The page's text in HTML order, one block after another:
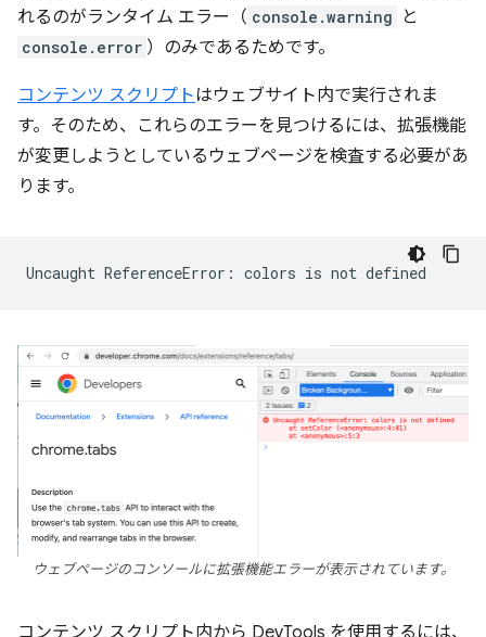
れるのがランタイム エラー（ console.warning と
console.error ）のみであるためです。
コンテンツ スクリプトはウェブサイト内で実行されま
す。そのため、これらのエラーを見つけるには、拡張機能
が変更しようとしているウェブページを検査する必要があ
ります。
Uncaught ReferenceError: colors is not
ウェブページのコンソールに拡張機能エラーが表示されています。
コンテンツ スクリプト内から DevTools を使用するには、